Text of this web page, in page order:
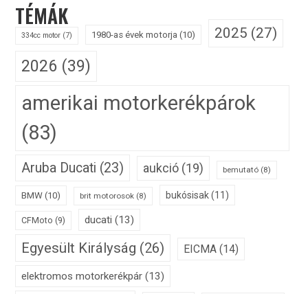
TÉMÁK
334cc motor (7) 1980-as évek motorja (10) 2025 (27)
2026 (39)
amerikai motorkerékpárok
(83)
Aruba Ducati (23) aukció (19) bemutató (8)
BMW (10) brit motorosok (8) bukósisak(11)
CFMoto (9) ducati (13)
Egyesült Királyság (26) EICMA (14)
elektromos motorkerékpár (13)